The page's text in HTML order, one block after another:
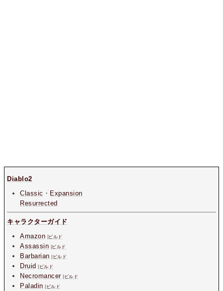
Diablo2
Classic ・ Expansion
Resurrected
キャラクターガイド
Amazon
ビルド
Assassin ビルド
Barbarian ビルド
Druid ビルド
Necromancer| ビルド
Paladin ビルド